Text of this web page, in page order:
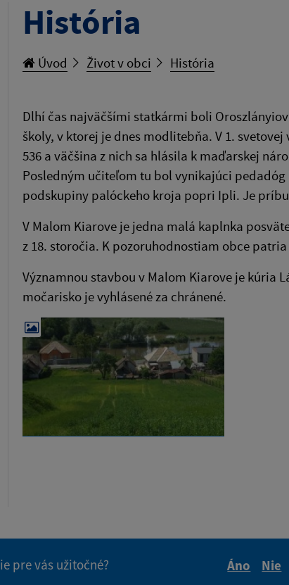
História
Úvod Život v obci História
Dlhí čas najväčšími statkármi boli
školy, v ktorej je dnes modlitebňa. V 1.
536 a väčšina z nich sa hlásila k maďarskej
Posledným učiteľom tu bol vynikajúci
podskupiny palóckeho kroja popri Ipli. Je
V Malom Kiarove je jedna malá kaplnka
z 18. storočia. K pozoruhodnostiam obce
Významnou stavbou v Malom Kiarove je kúria
močarisko je vyhlásené za chránené.
pre vás užitočné?
Áno
Nie